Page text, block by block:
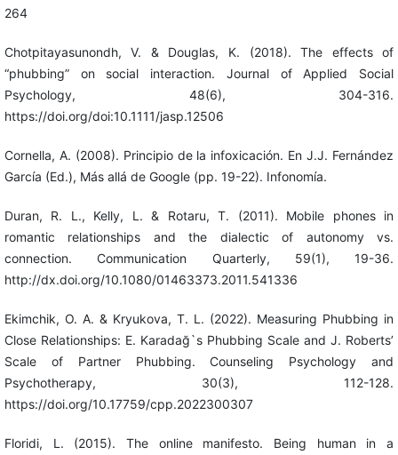
264
Chotpitayasunondh, V. & Douglas, K. (2018). The effects of
“phubbing” on social interaction. Journal of Applied Social
Psychology, 48(6), 304-316.
https://doi.org/doi:10.1111/jasp.12506
Cornella, A. (2008). Principio de la infoxicación. En J.J. Fernández
García (Ed.), Más allá de Google (pp. 19-22). Infonomía.
Duran, R. L., Kelly, L. & Rotaru, T. (2011). Mobile phones in
romantic relationships and the dialectic of autonomy vs.
connection. Communication Quarterly, 59(1), 19-36.
http://dx.doi.org/10.1080/01463373.2011.541336
Ekimchik, O. A. & Kryukova, T. L. (2022). Measuring Phubbing in
Close Relationships: E. Karadağ`s Phubbing Scale and J. Roberts’
Scale of Partner Phubbing. Counseling Psychology and
Psychotherapy, 30(3), 112-128.
https://doi.org/10.17759/cpp.2022300307
Floridi, L. (2015). The online manifesto. Being human in a